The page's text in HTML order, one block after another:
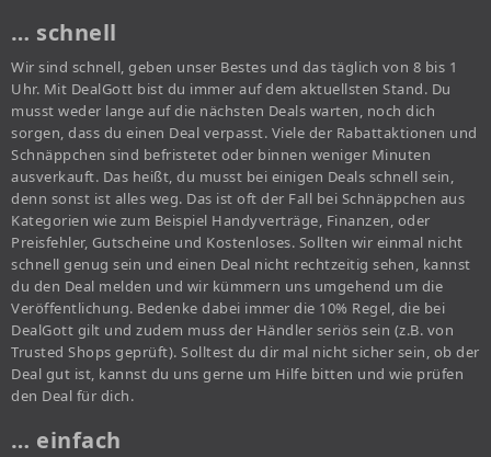
… schnell
Wir sind schnell, geben unser Bestes und das täglich von 8 bis 1
Uhr. Mit DealGott bist du immer auf dem aktuellsten Stand. Du
musst weder lange auf die nächsten Deals warten, noch dich
sorgen, dass du einen Deal verpasst. Viele der Rabattaktionen und
Schnäppchen sind befristetet oder binnen weniger Minuten
ausverkauft. Das heißt, du musst bei einigen Deals schnell sein,
denn sonst ist alles weg. Das ist oft der Fall bei Schnäppchen aus
Kategorien wie zum Beispiel Handyverträge, Finanzen, oder
Preisfehler, Gutscheine und Kostenloses. Sollten wir einmal nicht
schnell genug sein und einen Deal nicht rechtzeitig sehen, kannst
du den Deal melden und wir kümmern uns umgehend um die
Veröffentlichung. Bedenke dabei immer die 10% Regel, die bei
DealGott gilt und zudem muss der Händler seriös sein (z.B. von
Trusted Shops geprüft). Solltest du dir mal nicht sicher sein, ob der
Deal gut ist, kannst du uns gerne um Hilfe bitten und wie prüfen
den Deal für dich.
… einfach